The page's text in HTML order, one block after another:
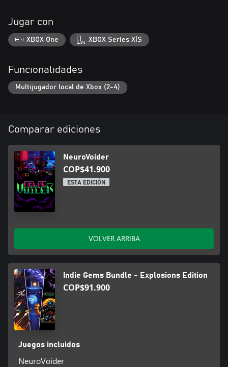
Jugar con
XBOX One XBOX Series X|S
Funcionalidades
Multijugador local de Xbox (2-4)
Comparar ediciones
NeuroVoider
COP$41.900
ESTA EDICIÓN
VOLVER ARRIBA
Indie Gems Bundle - Explosions Edition
COP$91.900
Juegos incluidos
NeuroVoider